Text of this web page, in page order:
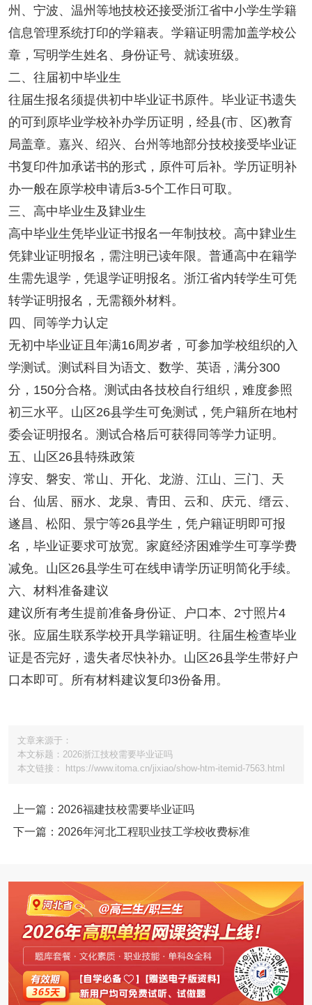
州、宁波、温州等地技校还接受浙江省中小学生学籍
信息管理系统打印的学籍表。学籍证明需加盖学校公
章，写明学生姓名、身份证号、就读班级。
二、往届初中毕业生
往届生报名须提供初中毕业证书原件。毕业证书遗失
的可到原毕业学校补办学历证明，经县(市、区)教育
局盖章。嘉兴、绍兴、台州等地部分技校接受毕业证
书复印件加承诺书的形式，原件可后补。学历证明补
办一般在原学校申请后3-5个工作日可取。
三、高中毕业生及肄业生
高中毕业生凭毕业证书报名一年制技校。高中肄业生
凭肄业证明报名，需注明已读年限。普通高中在籍学
生需先退学，凭退学证明报名。浙江省内转学生可凭
转学证明报名，无需额外材料。
四、同等学力认定
无初中毕业证且年满16周岁者，可参加学校组织的入
学测试。测试科目为语文、数学、英语，满分300
分，150分合格。测试由各技校自行组织，难度参照
初三水平。山区26县学生可免测试，凭户籍所在地村
委会证明报名。测试合格后可获得同等学力证明。
五、山区26县特殊政策
淳安、磐安、常山、开化、龙游、江山、三门、天
台、仙居、丽水、龙泉、青田、云和、庆元、缙云、
遂昌、松阳、景宁等26县学生，凭户籍证明即可报
名，毕业证要求可放宽。家庭经济困难学生可享学费
减免。山区26县学生可在线申请学历证明简化手续。
六、材料准备建议
建议所有考生提前准备身份证、户口本、2寸照片4
张。应届生联系学校开具学籍证明。往届生检查毕业
证是否完好，遗失者尽快补办。山区26县学生带好户
口本即可。所有材料建议复印3份备用。
文章来源于：
本文标题：2026浙江技校需要毕业证吗
本文链接： https://www.itoma.cn/jixiao/show-htm-itemid-7563.html
上一篇：2026福建技校需要毕业证吗
下一篇：2026年河北工程职业技工学校收费标准